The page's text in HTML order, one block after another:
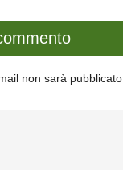
non sarà pubblicato.